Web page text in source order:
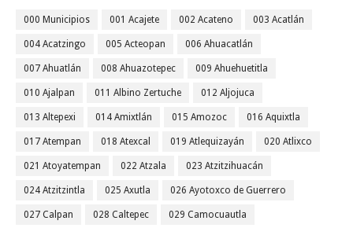
000 Municipios 001 Acajete 002 Acateno 003 Acatlán
004 Acatzingo 005 Acteopan 006 Ahuacatlán
007 Ahuatlán 008 Ahuazotepec 009 Ahuehuetitla
010 Ajalpan 011 Albino Zertuche 012 Aljojuca
013 Altepexi 014 Amixtlán 015 Amozoc 016 Aquixtla
017 Atempan 018 Atexcal 019 Atlequizayán 020 Atlixco
021 Atoyatempan 022 Atzala 023 Atzitzihuacán
024 Atzitzintla 025 Axutla 026 Ayotoxco de Guerrero
027 Calpan 028 Caltepec 029 Camocuautla